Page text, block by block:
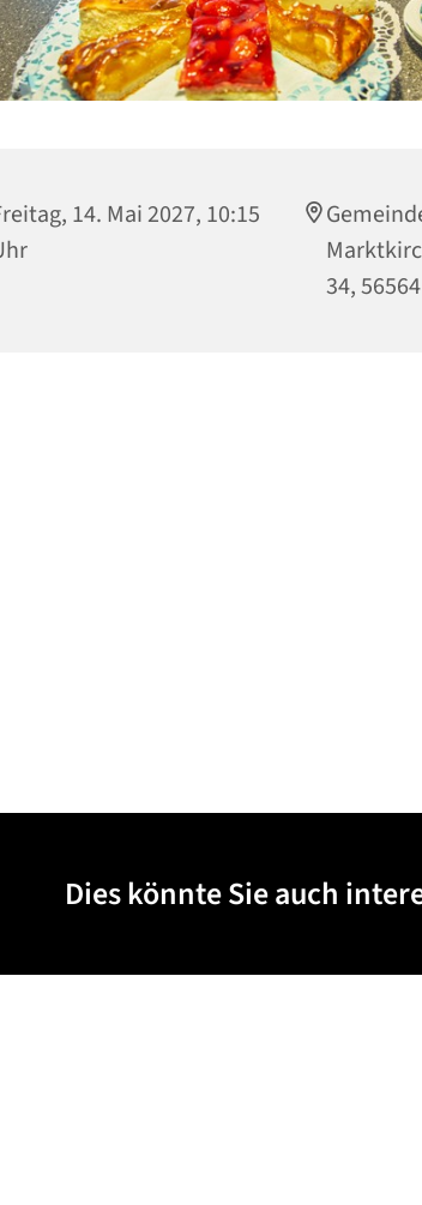
14. Mai 2027, 10:15
34,
Dies könnte Sie auch